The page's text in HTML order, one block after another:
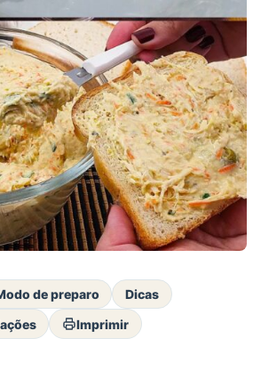
de preparo
Dicas
Imprimir